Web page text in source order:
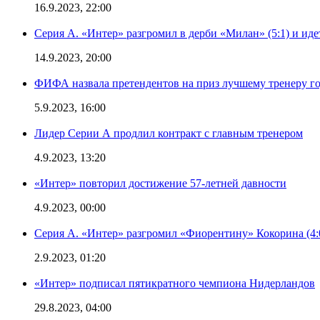
16.9.2023, 22:00
Серия А. «Интер» разгромил в дерби «Милан» (5:1) и
14.9.2023, 20:00
ФИФА назвала претендентов на приз лучшему тренеру
5.9.2023, 16:00
Лидер Серии А продлил контракт с главным тренером
4.9.2023, 13:20
«Интер» повторил достижение 57-летней давности
4.9.2023, 00:00
Серия А. «Интер» разгромил «Фиорентину» Кокорина
2.9.2023, 01:20
«Интер» подписал пятикратного чемпиона Нидерландов
29.8.2023, 04:00